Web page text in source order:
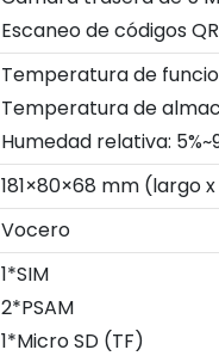
Escaneo de códigos
Temperatura de
Temperatura de
Humedad relativa:
181×80×68 mm (largo
Vocero
1*SIM
2*PSAM
1*Micro SD (TF)